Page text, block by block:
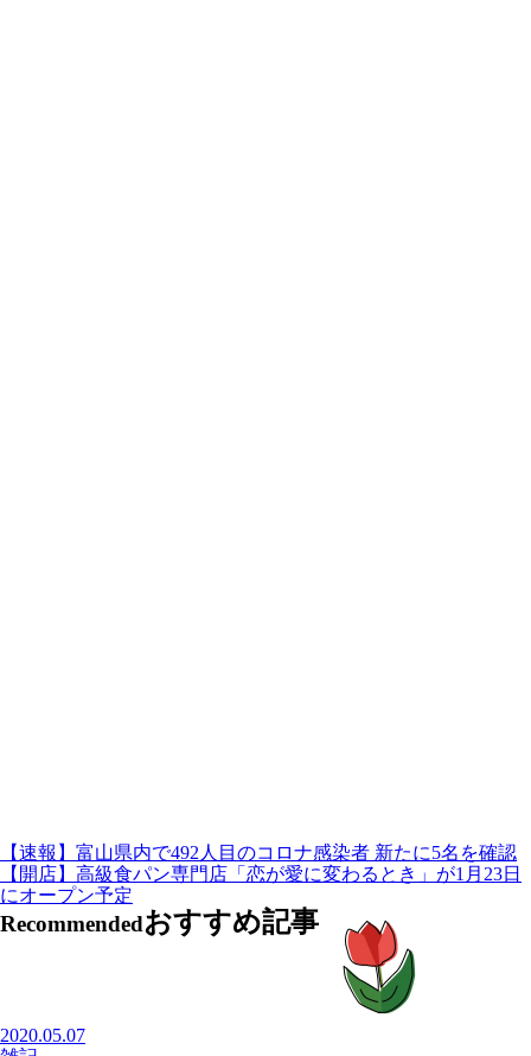
【速報】富山県内で492人目のコロナ感染者 新たに5名を確認
【開店】高級食パン専門店「恋が愛に変わるとき」が1月23日
にオープン予定
Recommendedおすすめ記事
2020.05.07